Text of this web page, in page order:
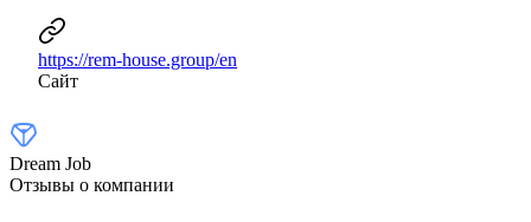
https://rem-house.group/en
Сайт
Dream Job
Отзывы о компании